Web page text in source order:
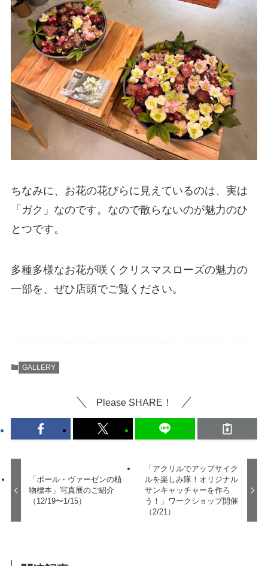
ちなみに、お花の花びらに見えているのは、実は
「ガク」なのです。なので散らないのが魅力のひ
とつです。
多種多様なお花が咲くクリスマスローズの魅力の
一部を、ぜひ店頭でご覧ください。
GALLERY
Please SHARE！
「ポール・ヴァーゼンの植
物標本」写真展のご紹介
（12/19〜1/15）
「アクリルでアップサイク
ルを楽しみ隊！オリジナル
サンキャッチャーを作ろ
う！」ワークショップ開催
（2/21）